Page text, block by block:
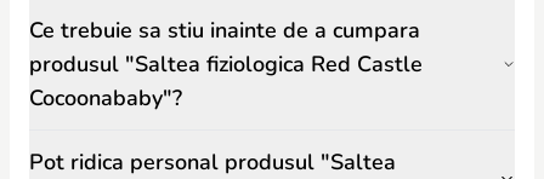
Ce trebuie sa stiu inainte de a cumpara
produsul "Saltea fiziologica Red Castle
Cocoonababy"?
Pot ridica personal produsul "Saltea